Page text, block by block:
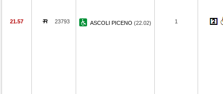
21.57 23793 ASCOLI PICENO (22.02) 1